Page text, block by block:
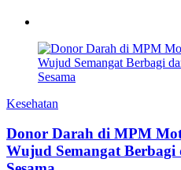
Kesehatan
Donor Darah di MPM
Wujud Semangat